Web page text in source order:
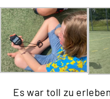
Es war toll zu